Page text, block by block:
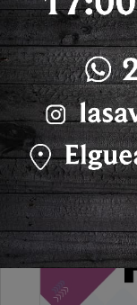
Martes, 18 de
Les
grave accidente
Cerrito y
PUBLICIDAD